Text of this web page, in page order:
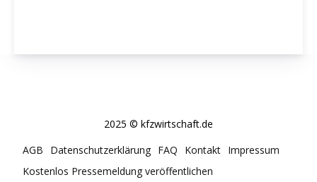
2025 © kfzwirtschaft.de
AGB
Datenschutzerklärung FAQ Kontakt Impressum
Kostenlos Pressemeldung veröffentlichen